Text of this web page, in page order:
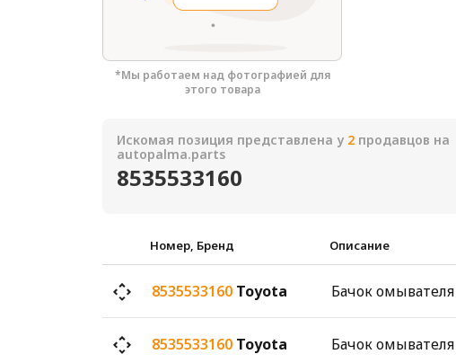
*Мы работаем над фотографией для
этого товара
Искомая позиция представлена у 2 продавцов на
autopalma.parts
8535533160
Номер, Бренд Описание
8535533160 Toyota
8535533160 Toyota